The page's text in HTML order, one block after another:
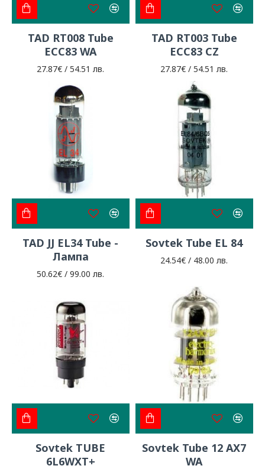
TAD RT008 Tube
ECC83 WA
27.87€ / 54.51 лв.
TAD RT003 Tube
ECC83 CZ
27.87€ / 54.51 лв.
TAD JJ EL34 Tube -
Лампа
50.62€ / 99.00 лв.
Sovtek Tube EL 84
24.54€ / 48.00 лв.
Sovtek TUBE
6L6WXT+
Sovtek Tube 12 AX7
WA